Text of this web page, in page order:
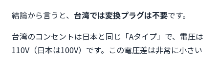
結論から言うと、 台湾では変換プラグは不要です。
台湾のコンセントは日本と同じ「Aタイプ」で、電圧は
110V（日本は100V）です。この電圧差は非常に小さい